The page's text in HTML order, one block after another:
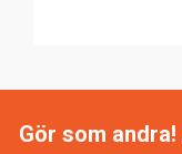
Gör som